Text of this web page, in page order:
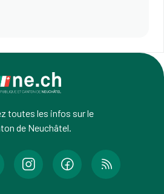
toutes les infos sur le
de Neuchâtel.